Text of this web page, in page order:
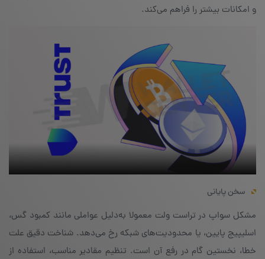
و امکانات بیشتر را فراهم می‌کند.
سخن پایانی
مشکل سواپ در تراست ولت معمولا به‌دلیل عواملی مانند کمبود گس،
اسلیپیج پایین، یا محدودیت‌های شبکه رخ می‌دهد. شناخت دقیق علت
خطا، نخستین گام در رفع آن است. تنظیم مقادیر مناسب، استفاده از